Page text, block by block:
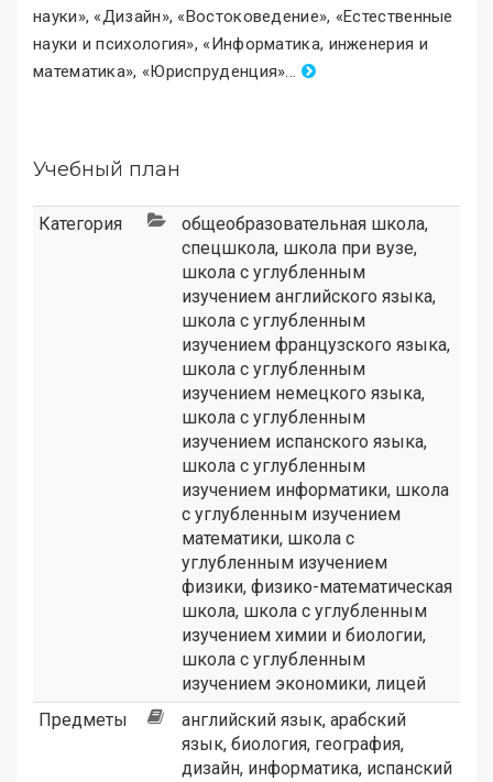
науки», «Дизайн», «Востоковедение», «Естественные
науки и психология», «Информатика, инженерия и
математика», «Юриспруденция»...
Учебный план
Категория общеобразовательная школа,
спецшкола, школа при вузе,
школа с углубленным
изучением английского языка,
школа с углубленным
изучением французского языка,
школа с углубленным
изучением немецкого языка,
школа с углубленным
изучением испанского языка,
школа с углубленным
изучением информатики, школа
с углубленным изучением
математики, школа с
углубленным изучением
физики, физико-математическая
школа, школа с углубленным
изучением химии и биологии,
школа с углубленным
изучением экономики, лицей
Предметы
английский язык, арабский
язык, биология, география,
дизайн, информатика, испанский